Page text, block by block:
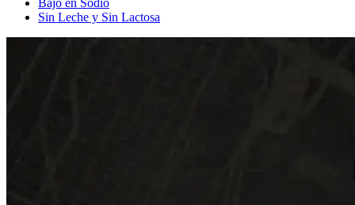
Sin Leche y Sin Lactosa